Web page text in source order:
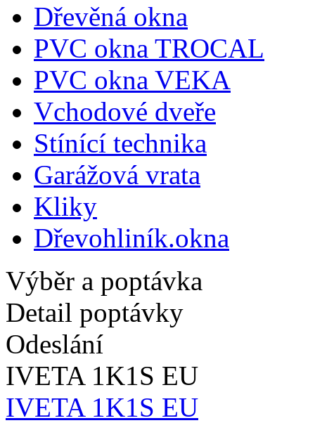
Dřevěná okna
PVC okna TROCAL
PVC okna VEKA
Vchodové dveře
Stínící technika
Garážová vrata
Kliky
Dřevohliník.okna
Výběr a poptávka
Detail poptávky
Odeslání
IVETA 1K1S EU
IVETA 1K1S EU